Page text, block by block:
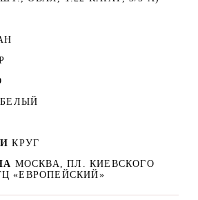
БЕЛЫЙ
КРУГ
МОСКВА, ПЛ. КИЕВСКОГО
«ЕВРОПЕЙСКИЙ»